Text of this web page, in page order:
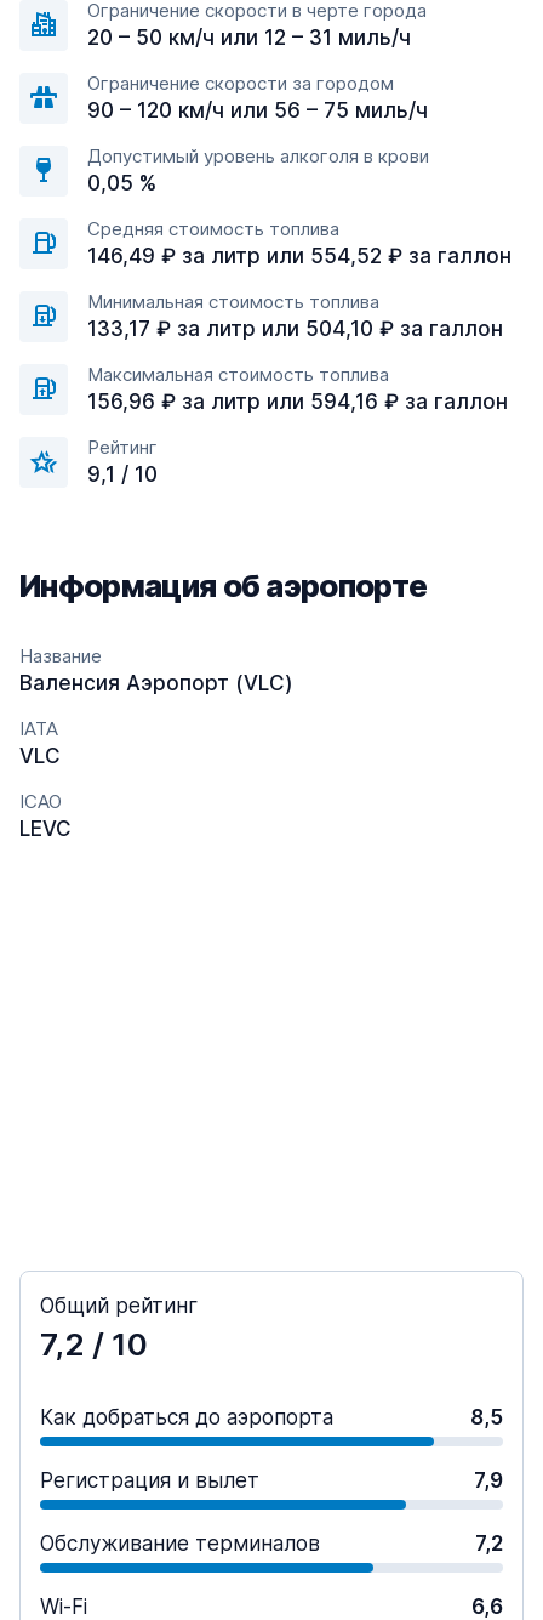
Ограничение скорости в черте города
20 – 50 км/ч или 12 – 31 миль/ч
Ограничение скорости за городом
90 – 120 км/ч или 56 – 75 миль/ч
Допустимый уровень алкоголя в крови
0,05 %
Средняя стоимость топлива
146,49 ₽ за литр или 554,52 ₽ за галлон
Минимальная стоимость топлива
133,17 ₽ за литр или 504,10 ₽ за галлон
Максимальная стоимость топлива
156,96 ₽ за литр или 594,16 ₽ за галлон
Рейтинг
9,1 / 10
Информация об аэропорте
Название
Валенсия Аэропорт (VLC)
IATA
VLC
ICAO
LEVC
Общий рейтинг
7,2 / 10
Как добраться до аэропорта 8,5
Регистрация и вылет 7,9
Обслуживание терминалов 7,2
Wi-Fi 6,6